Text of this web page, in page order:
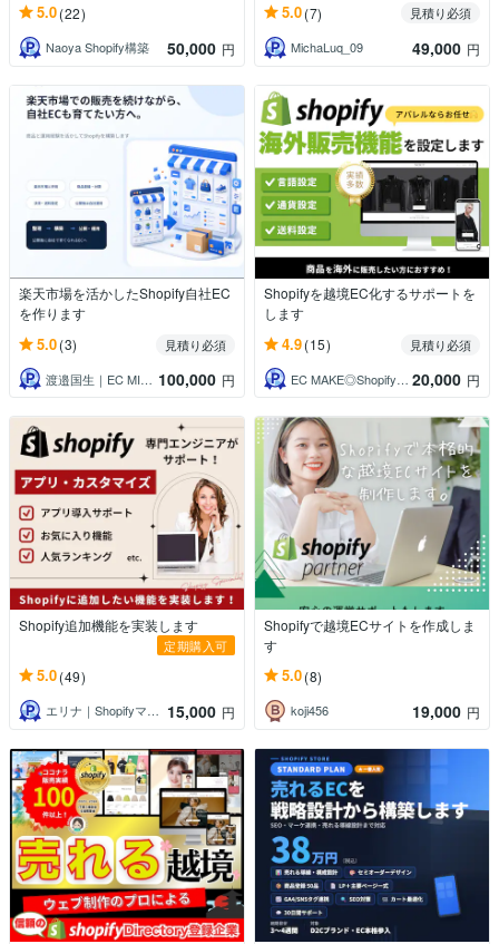
5.0(22)
Naoya Shopify構築 50,000 円
5.0(7)
見積り必須
MichaLuq_09
49,000 円
楽天市場を活かしたShopify自社EC
を作ります
5.0(3)
見積り必須
渡邉国生｜EC MIGRATION
100,000 円
Shopifyを越境EC化するサポートを
します
4.9(15)
見積り必須
EC MAKE◎Shopifyパートナー 20,000 円
Shopify追加機能を実装します
定期購入可
5.0(49)
エリナ｜Shopifyマーケター 15,000 円
Shopifyで越境ECサイトを作成しま
す
5.0(8)
koji456 19,000 円